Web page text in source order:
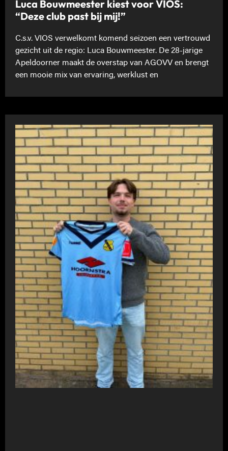
Luca Bouwmeester kiest voor VIOS:
“Deze club past bij mij!”
C.s.v. VIOS verwelkomt komend seizoen een vertrouwd
gezicht uit de regio: Luca Bouwmeester. De 28-jarige
Apeldoorner maakt de overstap van AGOVV en brengt
een mooie mix van ervaring, werklust en